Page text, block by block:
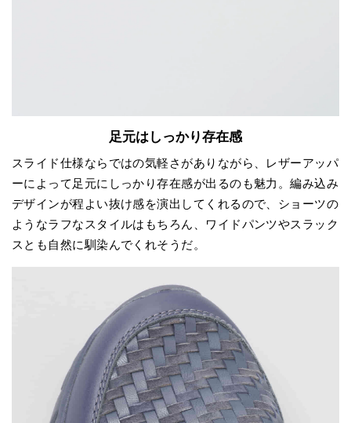
足元はしっかり存在感
スライド仕様ならではの気軽さがありながら、レザーアッパ
ーによって足元にしっかり存在感が出るのも魅力。編み込み
デザインが程よい抜け感を演出してくれるので、ショーツの
ようなラフなスタイルはもちろん、ワイドパンツやスラック
スとも自然に馴染んでくれそうだ。